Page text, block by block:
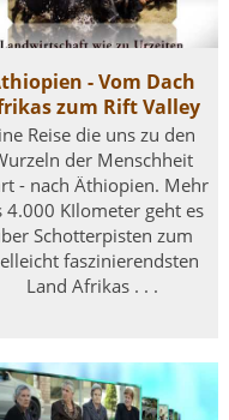
- Vom Dach
zum Rift Valley
Reise die uns zu den
der Menschheit
- nach Äthiopien. Mehr
4.000 KIlometer geht es
Schotterpisten zum
faszinierendsten
Land Afrikas . . .